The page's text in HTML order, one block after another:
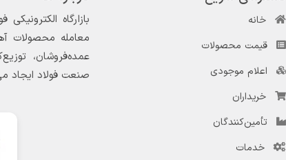
خانه
قیمت محصولات
اعلام موجودی
خریداران
تأمین‌کنندگان
خدمات
معامله محصولات
عمده‌فروشان،
صنعت فولاد ایجاد